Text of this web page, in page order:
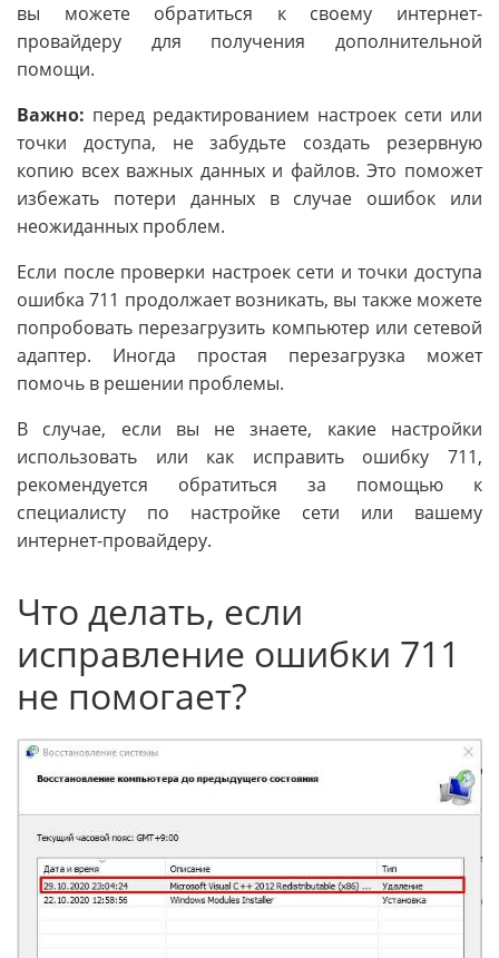
вы можете обратиться к своему интернет-
провайдеру для получения дополнительной
помощи.
Важно: перед редактированием настроек сети или
точки доступа, не забудьте создать резервную
копию всех важных данных и файлов. Это поможет
избежать потери данных в случае ошибок или
неожиданных проблем.
Если после проверки настроек сети и точки доступа
ошибка 711 продолжает возникать, вы также можете
попробовать перезагрузить компьютер или сетевой
адаптер. Иногда простая перезагрузка может
помочь в решении проблемы.
В случае, если вы не знаете, какие настройки
использовать или как исправить ошибку 711,
рекомендуется обратиться за помощью к
специалисту по настройке сети или вашему
интернет-провайдеру.
Что делать, если
исправление ошибки 711
не помогает?